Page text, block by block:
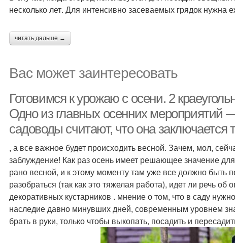
несколько лет. Для интенсивно засеваемых грядок нужна
читать дальше →
Вас может заинтересовать
Готовимся к урожаю с осени. 2
Одно из главных осенних мероприятий
садоводы считают, что она заключается
, а все важное будет происходить весной. Зачем, мол,
заблуждение! Как раз осень имеет решающее значение
рано весной, и к этому моменту там уже все должно быть
разобраться (так как это тяжелая работа), идет ли речь
декоративных кустарников . мнение о том, что в саду
наследие давно минувших дней, современным уровнем
брать в руки, только чтобы выкопать, посадить и